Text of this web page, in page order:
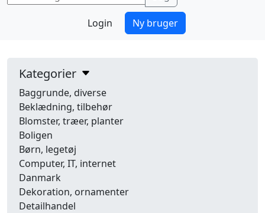
Login Ny bruger
Kategorier
Baggrunde, diverse
Beklædning, tilbehør
Blomster, træer, planter
Boligen
Børn, legetøj
Computer, IT, internet
Danmark
Dekoration, ornamenter
Detailhandel